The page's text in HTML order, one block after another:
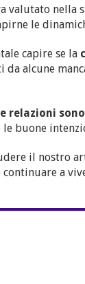
valutato
le
capire se la
alcune
relazioni
le buone
il nostro
a